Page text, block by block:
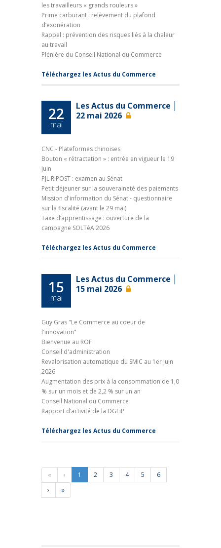
les travailleurs « grands rouleurs »
Prime carburant : relèvement du plafond
d’exonération
Rappel : prévention des risques liés à la chaleur
au travail
Plénière du Conseil National du Commerce
Téléchargez les Actus du Commerce
22
mai
Les Actus du Commerce │
22 mai 2026
CNC - Plateformes chinoises
Bouton « rétractation » : entrée en vigueur le 19
juin
PJL RIPOST : examen au Sénat
Petit déjeuner sur la souveraineté des paiements
Mission d'information du Sénat - questionnaire
sur la fiscalité (avant le 29 mai)
Taxe d’apprentissage : ouverture de la
campagne SOLTéA 2026
Téléchargez les Actus du Commerce
15
mai
Les Actus du Commerce │
15 mai 2026
Guy Gras "Le Commerce au coeur de
l'innovation"
Bienvenue au ROF
Conseil d'administration
Revalorisation automatique du SMIC au 1er juin
2026
Augmentation des prix à la consommation de 1,0
% sur un mois et de 2,2 % sur un an
Conseil National du Commerce
Rapport d’activité de la DGFiP
Téléchargez les Actus du Commerce
« ‹ 1 2 3 4 5
6
›
»